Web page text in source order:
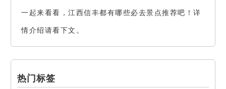
一起来看看，江西信丰都有哪些必去景点推荐吧！详
情介绍请看下文。
热门标签